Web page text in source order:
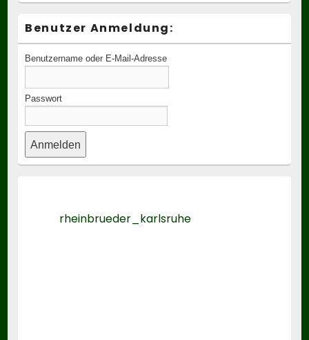
Benutzer Anmeldung:
Benutzername oder E-Mail-Adresse
Passwort
rheinbrueder_karlsruhe